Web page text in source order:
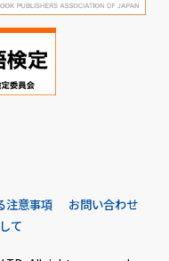
注意事項
お問い合わせ
て